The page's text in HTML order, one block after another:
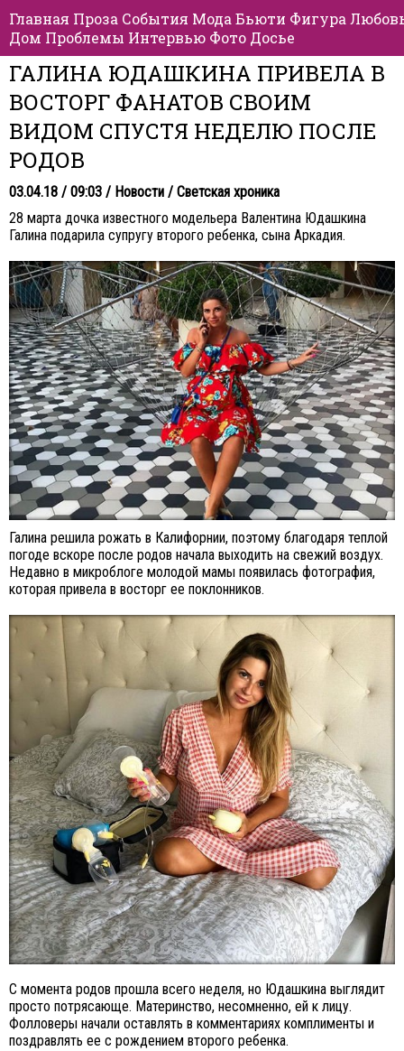
Главная Проза События Мода Бьюти Фигура
Дом Проблемы Интервью Фото Досье
ГАЛИНА ЮДАШКИНА ПРИВЕЛА В
ВОСТОРГ ФАНАТОВ СВОИМ
ВИДОМ СПУСТЯ НЕДЕЛЮ ПОСЛЕ
РОДОВ
03.04.18 / 09:03 / Новости / Светская хроника
28 марта дочка известного модельера Валентина Юдашкина
Галина подарила супругу второго ребенка, сына Аркадия.
Галина решила рожать в Калифорнии, поэтому благодаря теплой
погоде вскоре после родов начала выходить на свежий воздух.
Недавно в микроблоге молодой мамы появилась фотография,
которая привела в восторг ее поклонников.
С момента родов прошла всего неделя, но Юдашкина выглядит
просто потрясающе. Материнство, несомненно, ей к лицу.
Фолловеры начали оставлять в комментариях комплименты и
поздравлять ее с рождением второго ребенка.